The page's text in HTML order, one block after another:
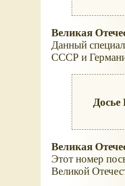
Великая
Данный
СССР и
Великая
Этот номер
Великой